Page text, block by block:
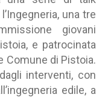
Scoprire
l’Ingegneria
parla
di
Ninux
una tre
giovani
e patrocinata
Comune di Pistoia.
interventi, con
edile, a